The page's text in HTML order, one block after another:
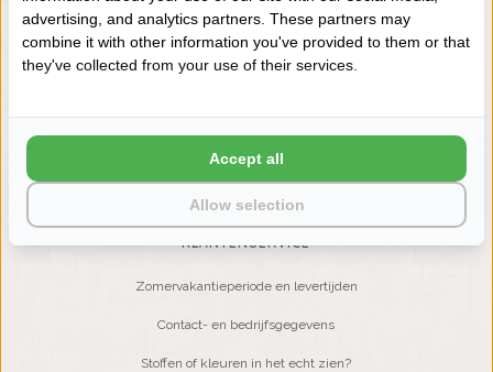
Wilt u op de hoogte blijven?
Word lid van onze mailinglijst:
KLANTENSERVICE
Zomervakantieperiode en levertijden
Contact- en bedrijfsgegevens
Stoffen of kleuren in het echt zien?
advertising, and analytics partners. These partners may
combine it with other information you've provided to them or that
they've collected from your use of their services.
Allow selection
Accept all